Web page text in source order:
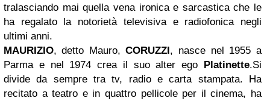
tralasciando mai quella vena ironica e sarcastica che le
ha regalato la notorietà televisiva e radiofonica negli
ultimi anni.
MAURIZIO, detto Mauro, CORUZZI, nasce nel 1955 a
Parma e nel 1974 crea il suo alter ego Platinette.Si
divide da sempre tra tv, radio e carta stampata. Ha
recitato a teatro e in quattro pellicole per il cinema, ha